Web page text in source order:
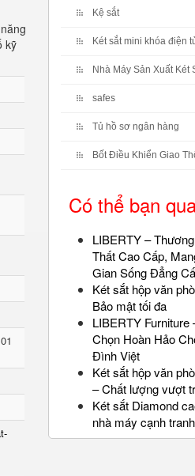
kỹ
Kệ sắt
Két sắt mini khóa điện
Nhà Máy Sản Xuất Két
safes
Tủ hồ sơ ngân hàng
Bốt Điều Khiển Giao
Có thể bạn
LIBERTY –
Thất Cao Cấp,
Gian Sống Đẳng
Két sắt hộp văn
Bảo mật tối đa
LIBERTY Furniture
Chọn Hoàn Hảo
Đình Việt
Két sắt hộp văn
– Chất lượng vượt
Két sắt Diamond
nhà máy cạnh tranh